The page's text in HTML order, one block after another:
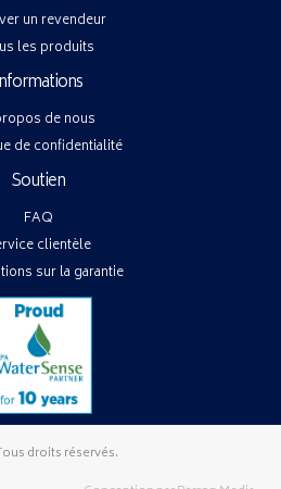
un revendeur
les produits
de nous
de confidentialité
Soutien
FAQ
clientèle
sur la garantie
droits réservés.